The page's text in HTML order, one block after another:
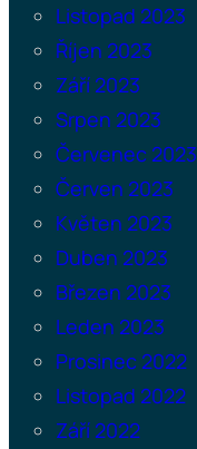
Listopad 2023
Říjen 2023
Září 2023
Srpen 2023
Červenec 2023
Červen 2023
Květen 2023
Duben 2023
Březen 2023
Leden 2023
Prosinec 2022
Listopad 2022
Září 2022